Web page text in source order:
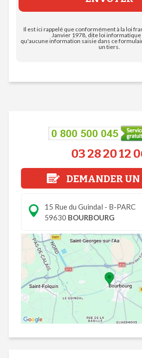
03 28 20 12
DEMANDER UN
15 Rue du Guindal - B-PARC
59630 BOURBOURG
Il est ici rappelé que conformément à la loi
Janvier 1978, dite loi informatique
qu'aucune information saisie dans ce
un tiers.